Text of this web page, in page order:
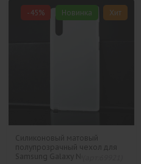
-45% Новинка Хит
Силиконовый матовый
полупрозрачный чехол для
Samsung Galaxy Note 10